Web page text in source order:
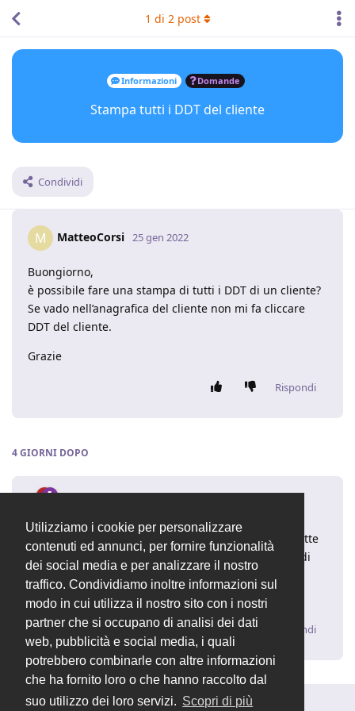
Utilizziamo i cookie per personalizzare
contenuti ed annunci, per fornire funzionalità
dei social media e per analizzare il nostro
traffico. Condividiamo inoltre informazioni sul
modo in cui utilizza il nostro sito con i nostri
partner che si occupano di analisi dei dati
web, pubblicità e social media, i quali
potrebbero combinarle con altre informazioni
che ha fornito loro o che hanno raccolto dal
suo utilizzo dei loro servizi. Scopri di più
Informazioni Domande
Stampa tutti i DDT del cliente
Condividi
1 di 2post
M MatteoCorsi 25 gen 2022
Buongiorno,
è possibile fare una stampa di tutti i DDT di un cliente?
Se vado nell’anagrafica del cliente non mi fa cliccare
DDT del cliente.
Grazie
Rispondi
4 GIORNI DOPO
per stampa di tutti i ddt intendi un pdf unico con tutte
le stampe di ogni ddt, o una stampa della lista ddt di
un cliente?
Fabio Lovato - Fondatore di OpenSTAManager
Rispondi